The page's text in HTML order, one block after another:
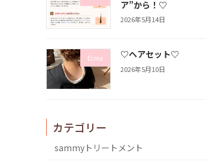
ア”から！♡
2026年5月14日
Ecrea ♡ヘアセット♡
2026年5月10日
カテゴリー
sammyトリートメント